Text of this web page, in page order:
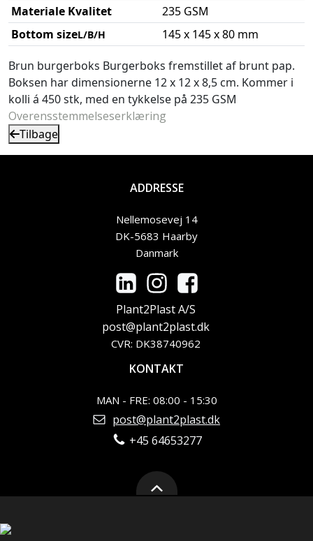
Materiale Kvalitet
235 GSM
Bottom sizeL/B/H 145 x 145 x 80 mm
Brun burgerboks Burgerboks fremstillet af brunt pap.
Boksen har dimensionerne 12 x 12 x 8,5 cm. Kommer i
kolli á 450 stk, med en tykkelse på 235 GSM
Overensstemmelseserklæring
Tilbage
ADDRESSE
Nellemosevej 14
DK-5683 Haarby
Danmark
Plant2Plast A/S
post@plant2plast.dk
CVR: DK38740962
KONTAKT
MAN - FRE: 08:00 - 15:30
post@plant2plast.dk
+45 64653277